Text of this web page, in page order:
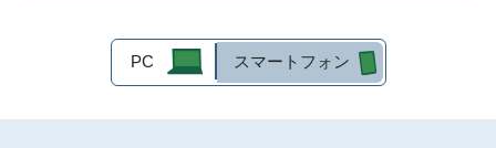
PC スマートフォン